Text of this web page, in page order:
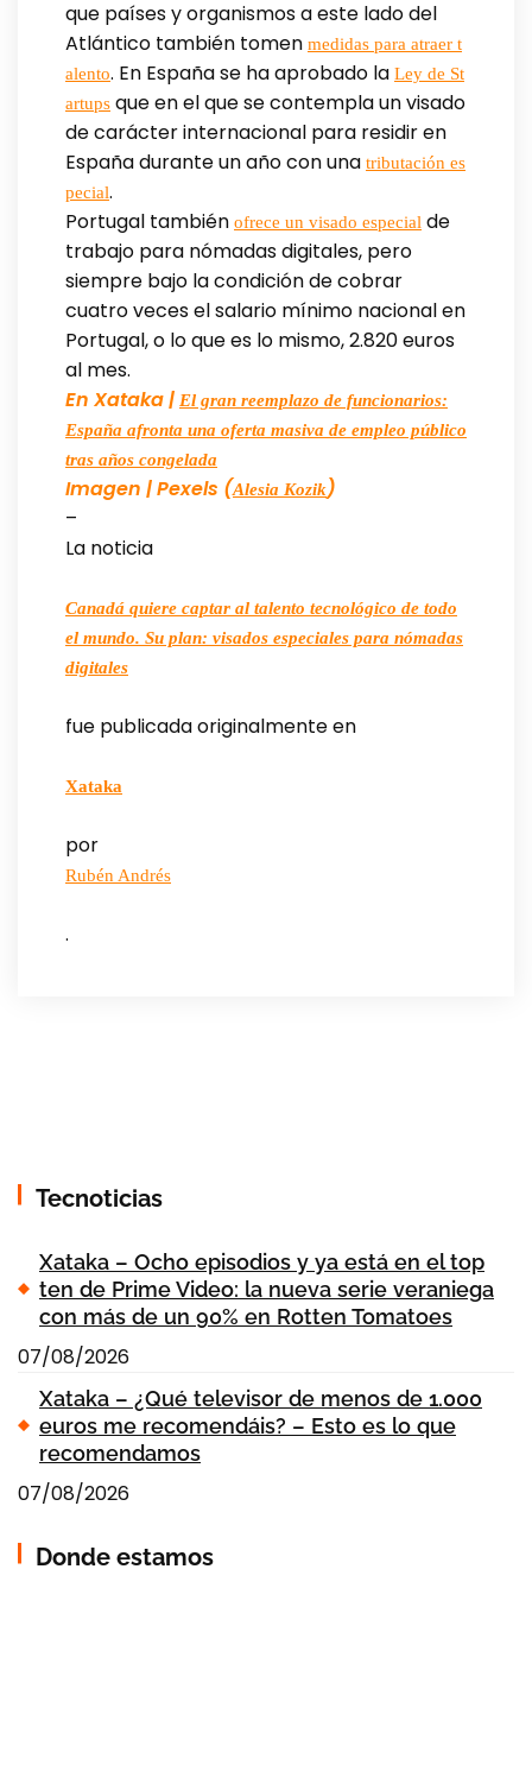
que países y organismos a este lado del
Atlántico también tomen medidas para atraer t
alento. En España se ha aprobado la Ley de St
artups que en el que se contempla un visado
de carácter internacional para residir en
España durante un año con una tributación es
pecial.
Portugal también ofrece un visado especial de
trabajo para nómadas digitales, pero
siempre bajo la condición de cobrar
cuatro veces el salario mínimo nacional en
Portugal, o lo que es lo mismo, 2.820 euros
al mes.
En Xataka | El gran reemplazo de funcionarios:
España afronta una oferta masiva de empleo público
tras años congelada
Imagen | Pexels (Alesia Kozik)
–
La noticia
Canadá quiere captar al talento tecnológico de todo
el mundo. Su plan: visados especiales para nómadas
digitales
fue publicada originalmente en
Xataka
por
Rubén Andrés
.
Tecnoticias
Xataka – Ocho episodios y ya está en el top
ten de Prime Video: la nueva serie veraniega
con más de un 90% en Rotten Tomatoes
07/08/2026
Xataka – ¿Qué televisor de menos de 1.000
euros me recomendáis? – Esto es lo que
recomendamos
07/08/2026
Donde estamos